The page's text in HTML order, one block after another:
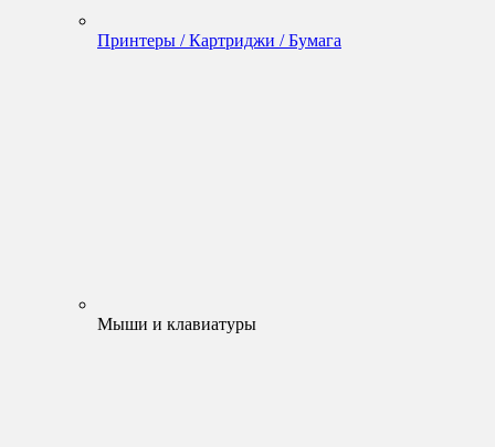
Принтеры / Картриджи / Бумага
Мыши и клавиатуры